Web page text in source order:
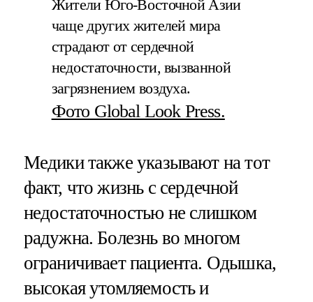
Жители Юго-Восточной Азии
чаще других жителей мира
страдают от сердечной
недостаточности, вызванной
загрязнением воздуха.
Фото Global Look Press.
Медики также указывают на тот
факт, что жизнь с сердечной
недостаточностью не слишком
радужна. Болезнь во многом
ограничивает пациента. Одышка,
высокая утомляемость и